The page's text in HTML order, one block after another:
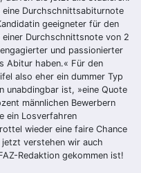
Durchschnittsabiturnote
geeigneter für den
Durchschnittsnote von 2
und passionierter
Abitur haben.« Für den
also eher ein dummer Typ
unabdingbar ist, »eine Quote
männlichen Bewerbern
ein Losverfahren
wieder eine faire Chance
jetzt verstehen wir auch
Redaktion gekommen ist!